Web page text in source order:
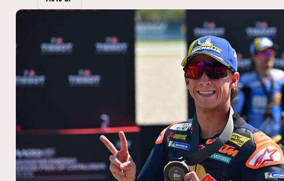
Silverstone : Horaires et Programme du GP de
Grande-Bretagne